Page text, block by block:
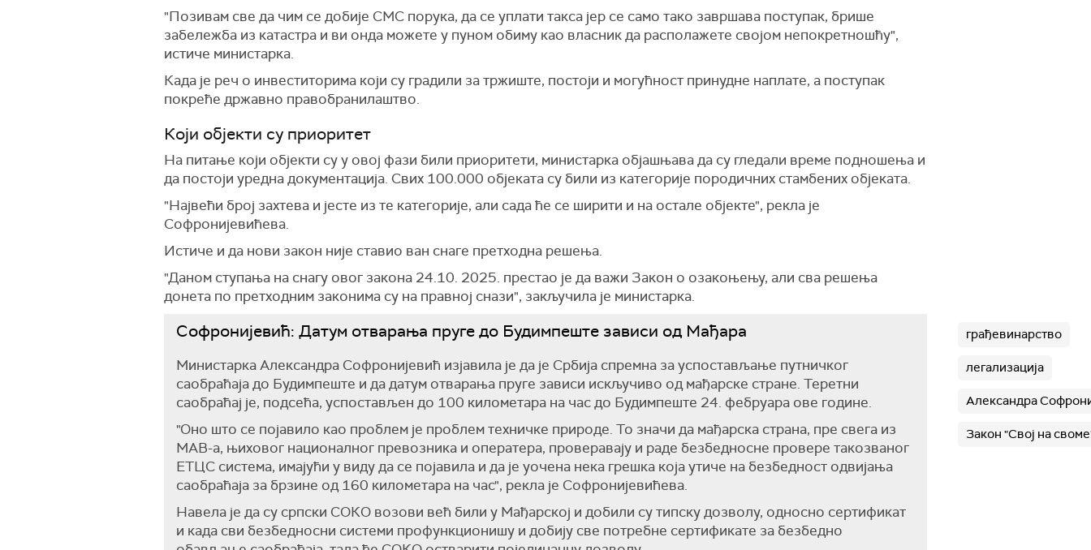
"Позивам све да чим се добије СМС порука, да се уплати такса јер се само тако завршава поступак, брише
забележба из катастра и ви онда можете у пуном обиму као власник да располажете својом непокретношћу",
истиче министарка.
Када је реч о инвеститорима који су градили за тржиште, постоји и могућност принудне наплате, а поступак
покреће државно правобранилаштво.
Који објекти су приоритет
На питање који објекти су у овој фази били приоритети, министарка објашњава да су гледали време подношења и
да постоји уредна документација. Свих 100.000 објеката су били из категорије породичних стамбених објеката.
"Највећи број захтева и јесте из те категорије, али сада ће се ширити и на остале објекте", рекла је
Софронијевићева.
Истиче и да нови закон није ставио ван снаге претходна решења.
"Даном ступања на снагу овог закона 24.10. 2025. престао је да важи Закон о озакоњењу, али сва решења
донета по претходним законима су на правној снази", закључила је министарка.
Софронијевић: Датум отварања пруге до Будимпеште зависи од Мађара
Министарка Александра Софронијевић изјавила је да је Србија спремна за успостављање путничког
саобраћаја до Будимпеште и да датум отварања пруге зависи искључиво од мађарске стране. Теретни
саобраћај је, подсећа, успостављен до 100 километара на час до Будимпеште 24. фебруара ове године.
"Оно што се појавило као проблем је проблем техничке природе. То значи да мађарска страна, пре свега из
МАВ-а, њиховог националног превозника и оператера, проверавају и раде безбедносне провере такозваног
ЕТЦС система, имајући у виду да се појавила и да је уочена нека грешка која утиче на безбедност одвијања
саобраћаја за брзине од 160 километара на час", рекла је Софронијевићева.
Навела је да су српски СОКО возови већ били у Мађарској и добили су типску дозволу, односно сертификат
и када сви безбедносни системи профункционишу и добију све потребне сертификате за безбедно
грађевинарство
легализација
Александра
Закон "Свој на